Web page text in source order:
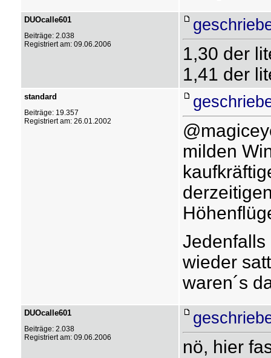
DUOcalle601
Beiträge: 2.038
Registriert am: 09.06.2006
1,30 der
1,41 der
standard
Beiträge: 19.357
Registriert am: 26.01.2002
milden
Jedenfalls
wieder
waren´s
DUOcalle601
Beiträge: 2.038
Registriert am: 09.06.2006
nö, hier